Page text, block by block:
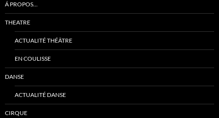
Á PROPOS…
THEATRE
ACTUALITÉ THÉÂTRE
EN COULISSE
DANSE
ACTUALITÉ DANSE
CIRQUE